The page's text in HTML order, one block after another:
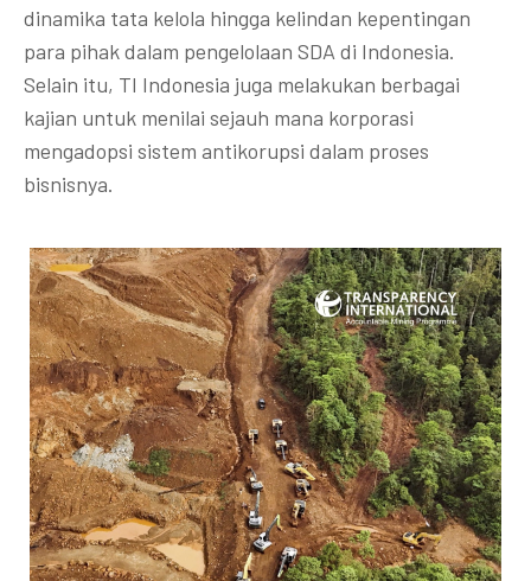
dinamika tata kelola hingga kelindan kepentingan
para pihak dalam pengelolaan SDA di Indonesia.
Selain itu, TI Indonesia juga melakukan berbagai
kajian untuk menilai sejauh mana korporasi
mengadopsi sistem antikorupsi dalam proses
bisnisnya.